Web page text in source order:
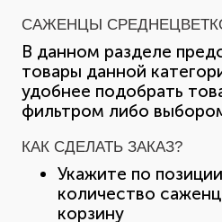
САЖЕНЦЫ
В данном разделе
товары данной
удобнее подобрать
фильтром либо
КАК СДЕЛАТЬ ЗАКАЗ?
Укажите по
количество
корзину